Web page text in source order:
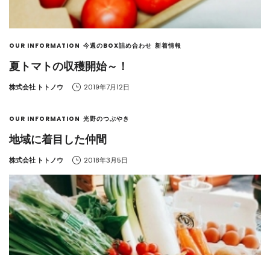
OUR INFORMATION 今週のBOX詰め合わせ 新着情報
夏トマトの収穫開始～！
by
株式会社 トトノウ 2019年7月12日
OUR INFORMATION 光野のつぶやき
地域に着目した仲間
by
株式会社 トトノウ 2018年3月5日